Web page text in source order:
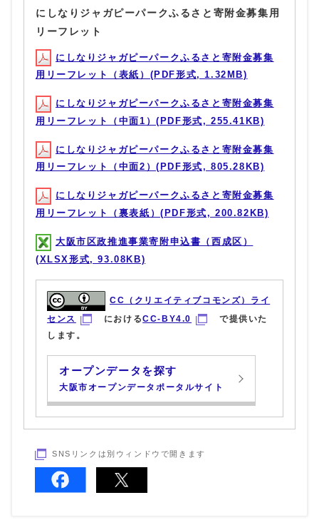
にしなりジャガピーパークふるさと寄附金募集用
リーフレット
にしなりジャガピーパークふるさと寄附金募集
用リーフレット（表紙）(PDF形式, 1.32MB)
にしなりジャガピーパークふるさと寄附金募集
用リーフレット（中面1）(PDF形式, 255.41KB)
にしなりジャガピーパークふるさと寄附金募集
用リーフレット（中面2）(PDF形式, 805.28KB)
にしなりジャガピーパークふるさと寄附金募集
用リーフレット（裏表紙）(PDF形式, 200.82KB)
大阪市区政推進事業寄附申込書（西成区）
(XLSX形式, 93.08KB)
CC（クリエイティブコモンズ）ライ
センス
におけるCC-BY4.0
で提供いた
します。
オープンデータを探す
大阪市オープンデータポータルサイト
SNSリンクは別ウィンドウで開きます